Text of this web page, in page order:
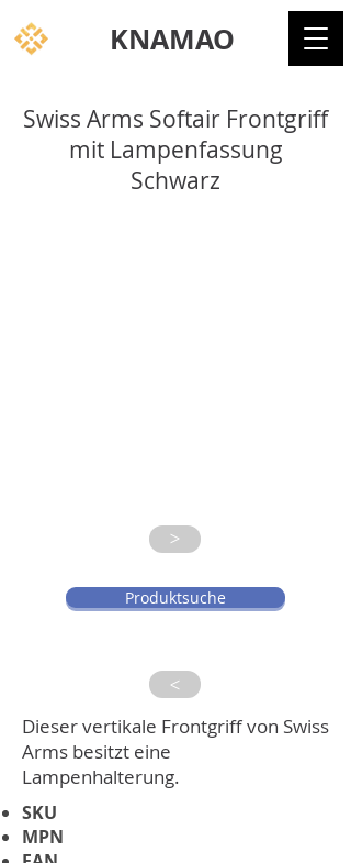
KNAMAO
Swiss Arms Softair Frontgriff
mit Lampenfassung
Schwarz
>
Produktsuche
>
Dieser vertikale Frontgriff von Swiss
Arms besitzt eine
Lampenhalterung.
SKU
MPN